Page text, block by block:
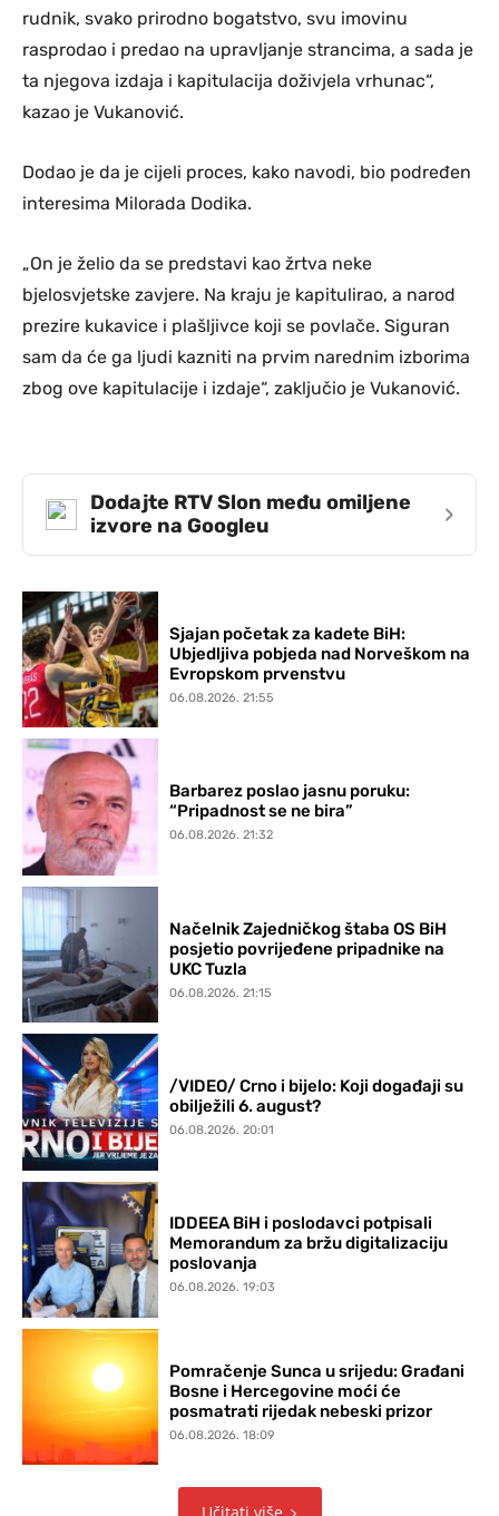
rudnik, svako prirodno bogatstvo, svu imovinu
rasprodao i predao na upravljanje strancima, a sada je
ta njegova izdaja i kapitulacija doživjela vrhunac“,
kazao je Vukanović.
Dodao je da je cijeli proces, kako navodi, bio podređen
interesima Milorada Dodika.
„On je želio da se predstavi kao žrtva neke
bjelosvjetske zavjere. Na kraju je kapitulirao, a narod
prezire kukavice i plašljivce koji se povlače. Siguran
sam da će ga ljudi kazniti na prvim narednim izborima
zbog ove kapitulacije i izdaje“, zaključio je Vukanović.
Dodajte RTV Slon među omiljene
izvore na Googleu
›
Sjajan početak za kadete BiH:
Ubjedljiva pobjeda nad Norveškom na
Evropskom prvenstvu
06.08.2026. 21:55
Barbarez poslao jasnu poruku:
“Pripadnost se ne bira”
06.08.2026. 21:32
Načelnik Zajedničkog štaba OS BiH
posjetio povrijeđene pripadnike na
UKC Tuzla
06.08.2026. 21:15
/VIDEO/ Crno i bijelo: Koji događaji su
obilježili 6. august?
06.08.2026. 20:01
IDDEEA BiH i poslodavci potpisali
Memorandum za bržu digitalizaciju
poslovanja
06.08.2026. 19:03
Pomračenje Sunca u srijedu: Građani
Bosne i Hercegovine moći će
posmatrati rijedak nebeski prizor
06.08.2026. 18:09